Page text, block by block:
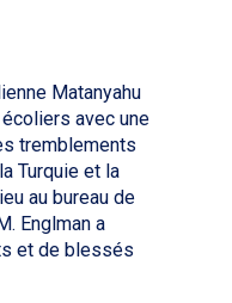
Matanyahu
avec une
tremblements
Turquie et la
au bureau de
Englman a
et de blessés